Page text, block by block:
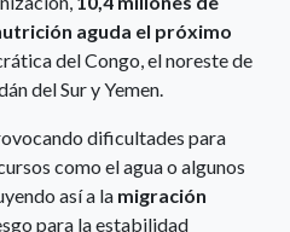
aguda el próximo
del Congo, el noreste de
del Sur y Yemen.
dificultades para
como el agua o algunos
así a la migración
para la estabilidad